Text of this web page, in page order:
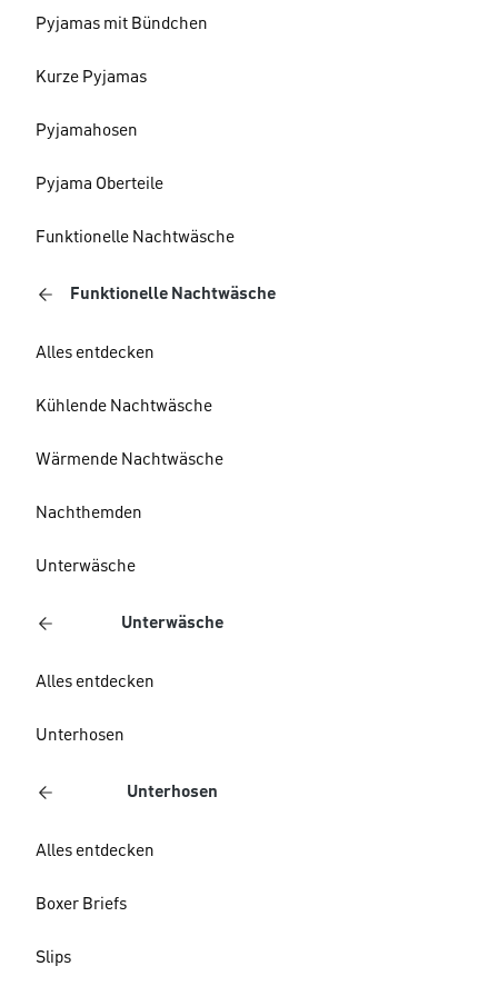
Pyjamas mit Bündchen
Kurze Pyjamas
Pyjamahosen
Pyjama Oberteile
Funktionelle Nachtwäsche
Funktionelle Nachtwäsche
Alles entdecken
Kühlende Nachtwäsche
Wärmende Nachtwäsche
Nachthemden
Unterwäsche
Unterwäsche
Alles entdecken
Unterhosen
Unterhosen
Alles entdecken
Boxer Briefs
Slips